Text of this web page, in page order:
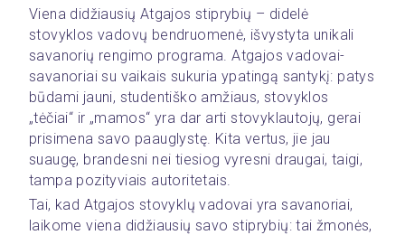
Viena didžiausių Atgajos stiprybių – didelė
stovyklos vadovų bendruomenė, išvystyta unikali
savanorių rengimo programa. Atgajos vadovai-
savanoriai su vaikais sukuria ypatingą santykį: patys
būdami jauni, studentiško amžiaus, stovyklos
„tėčiai“ ir „mamos“ yra dar arti stovyklautojų, gerai
prisimena savo paauglystę. Kita vertus, jie jau
suaugę, brandesni nei tiesiog vyresni draugai, taigi,
tampa pozityviais autoritetais.
Tai, kad Atgajos stovyklų vadovai yra savanoriai,
laikome viena didžiausių savo stiprybių: tai žmonės,